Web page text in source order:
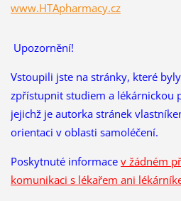
www.HTApharmacy.cz
Upozornění!
Vstoupili jste na stránky, které
zpřístupnit studiem a lékárnickou
jejichž je autorka stránek
orientaci v oblasti samoléčení.
Poskytnuté informace v žádném
komunikaci s lékařem ani